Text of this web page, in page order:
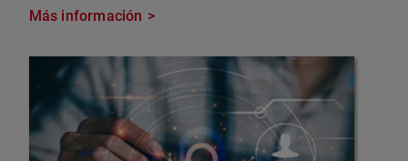
Más información